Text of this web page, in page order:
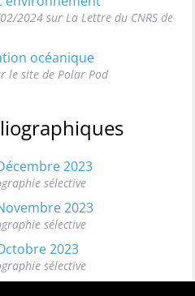
2024 sur La Lettre du CNRS de
océanique
le site de Polar Pod
2023
sélective
2023
sélective
2023
sélective